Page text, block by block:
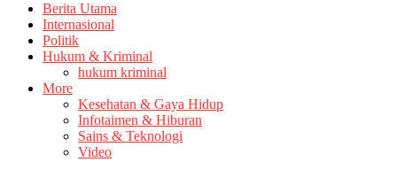
Berita Utama
Internasional
Politik
Hukum & Kriminal
hukum kriminal
More
Kesehatan & Gaya Hidup
Infotaimen & Hiburan
Sains & Teknologi
Video